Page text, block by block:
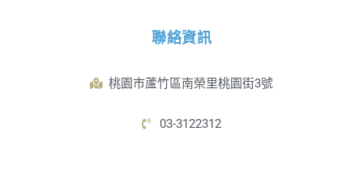
聯絡資訊
桃園市蘆竹區南榮里桃園街3號
03-3122312